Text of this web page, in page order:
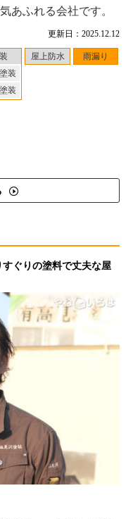
更新日：2025.12.12
装
装
屋上防水 雨漏り
あふれる会社です。
ぐりの塗料で丈夫な屋